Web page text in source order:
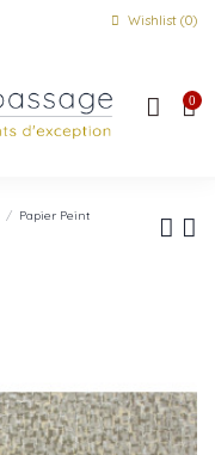
Wishlist (0)
0
Papier Peint